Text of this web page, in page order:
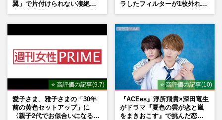
翼」で片付けられない凄絶半
ラしたフィルターが1枚外れて
⭐ 高評価の記事(9.7)
愛子さま、雅子さまの「30年
前の黄色セットアップ」に
〈親子2代でお似合いになる〉
⭐ 高評価の記事(10)
『ACEes』浮所飛貴×深田竜生
がドラマ『夏色の雲が恋と嵐
をまきおこす』で挑んだ恋人